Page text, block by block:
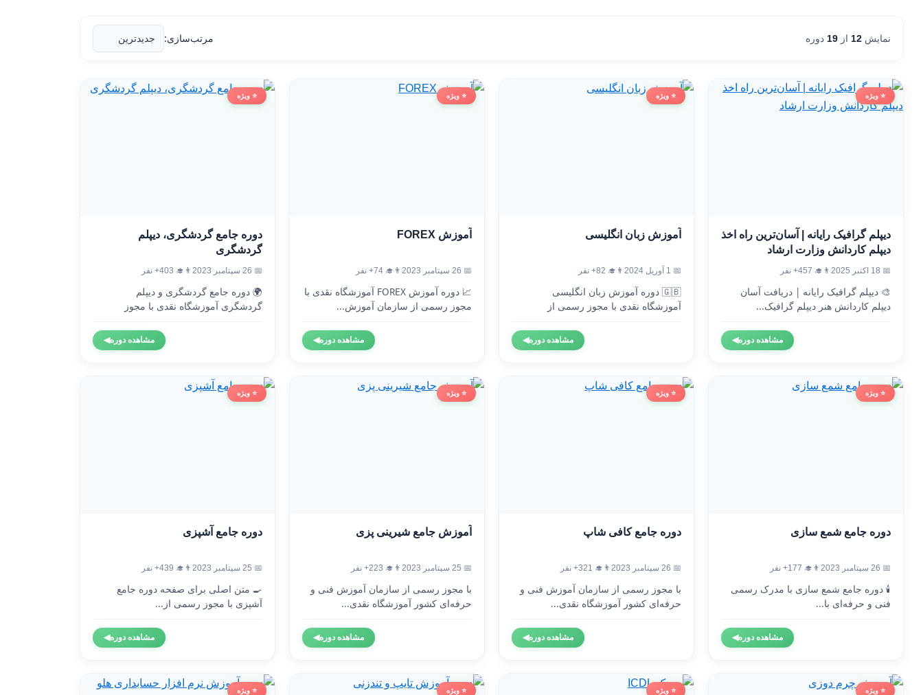
نمایش 12 از 19 دوره مرتب‌سازی:
⭐ ویژه
دیپلم گرافیک رایانه | آسان‌ترین راه اخذ
دیپلم کاردانش وزارت ارشاد
📅 18 اکتبر 2025 👨‍🎓 457+ نفر
🎨 دیپلم گرافیک رایانه | دریافت آسان
دیپلم کاردانش هنر دیپلم گرافیک...
مشاهده دوره◀
⭐ ویژه
آموزش زبان انگلیسی
📅 1 آوریل 2024 👨‍🎓 82+ نفر
🇬🇧 دوره آموزش زبان انگلیسی
آموزشگاه نقدی با مجوز رسمی از
مشاهده دوره◀
⭐ ویژه
آموزش FOREX
📅 26 سپتامبر 2023 👨‍🎓 74+ نفر
📈 دوره آموزش FOREX آموزشگاه نقدی با
مجوز رسمی از سازمان آموزش...
مشاهده دوره◀
⭐ ویژه
دوره جامع گردشگری، دیپلم
گردشگری
📅 26 سپتامبر 2023 👨‍🎓 403+ نفر
🌍 دوره جامع گردشگری و دیپلم
گردشگری آموزشگاه نقدی با مجوز
مشاهده دوره◀
⭐ ویژه
دوره جامع شمع سازی
📅 26 سپتامبر 2023 👨‍🎓 177+ نفر
🕯️ دوره جامع شمع سازی با مدرک رسمی
فنی و حرفه‌ای با...
مشاهده دوره◀
⭐ ویژه
دوره جامع کافی شاپ
📅 26 سپتامبر 2023 👨‍🎓 321+ نفر
با مجوز رسمی از سازمان آموزش فنی و
حرفه‌ای کشور آموزشگاه نقدی...
مشاهده دوره◀
⭐ ویژه
آموزش جامع شیرینی پزی
📅 25 سپتامبر 2023 👨‍🎓 223+ نفر
با مجوز رسمی از سازمان آموزش فنی و
حرفه‌ای کشور آموزشگاه نقدی...
مشاهده دوره◀
⭐ ویژه
دوره جامع آشپزی
📅 25 سپتامبر 2023 👨‍🎓 439+ نفر
🍳 متن اصلی برای صفحه دوره جامع
آشپزی با مجوز رسمی از...
مشاهده دوره◀
⭐ ویژه ⭐ ویژه ⭐ ویژه ⭐ ویژه